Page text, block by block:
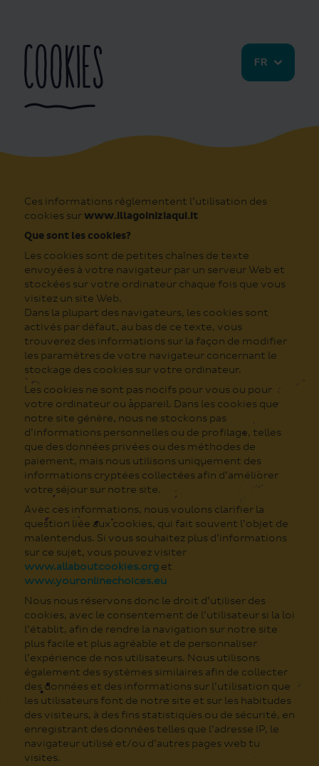
FR
Cookies
Ces informations réglementent l’utilisation des
cookies surwww.illagoiniziaqui.it
Que sont les cookies?
Les cookies sont de petites chaînes de texte
envoyées à votre navigateur par un serveur Web et
stockées sur votre ordinateur chaque fois que vous
visitez un site Web.
Dans la plupart des navigateurs, les cookies sont
activés par défaut, au bas de ce texte, vous
trouverez des informations sur la façon de modifier
les paramètres de votre navigateur concernant le
stockage des cookies sur votre ordinateur.
Les cookies ne sont pas nocifs pour vous ou pour
votre ordinateur ou appareil. Dans les cookies que
notre site génère, nous ne stockons pas
d’informations personnelles ou de profilage, telles
que des données privées ou des méthodes de
paiement, mais nous utilisons uniquement des
informations cryptées collectées afin d’améliorer
votre séjour sur notre site.
Avec ces informations, nous voulons clarifier la
question liée aux cookies, qui fait souvent l’objet de
malentendus. Si vous souhaitez plus d’informations
sur ce sujet, vous pouvez visiter
www.allaboutcookies.orget
www.youronlinechoices.eu
Nous nous réservons donc le droit d’utiliser des
cookies, avec le consentement de l’utilisateur si la loi
l’établit, afin de rendre la navigation sur notre site
plus facile et plus agréable et de personnaliser
l’expérience de nos utilisateurs. Nous utilisons
également des systèmes similaires afin de collecter
des données et des informations sur l’utilisation que
les utilisateurs font de notre site et sur les habitudes
des visiteurs, à des fins statistiques ou de sécurité, en
enregistrant des données telles que l’adresse IP, le
navigateur utilisé et/ou d’autres pages web tu
visites.